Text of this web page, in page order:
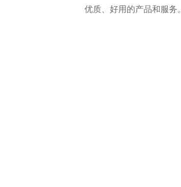
优质、好用的产品和服务。